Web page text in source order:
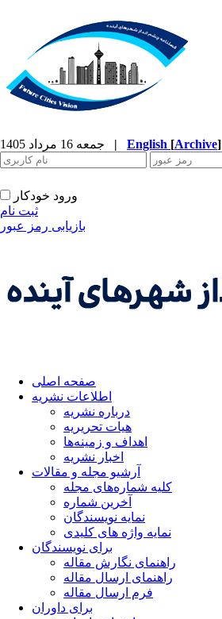
| English [Archive]
ورود خودکار
ثبت نام
بازیابی رمز عبور
صفحه اصلی
اطلاعات نشریه
درباره نشریه
هیات تحریریه
اهداف و زمینه‌ها
اخبار نشریه
آرشیو مجله و مقالات
کلیه شماره‌های مجله
آخرین شماره
نمایه نویسندگان
نمایه واژه های کلیدی
برای نویسندگان
راهنمای نگارش مقاله
راهنمای ارسال مقاله
فرم ارسال مقاله
برای داوران